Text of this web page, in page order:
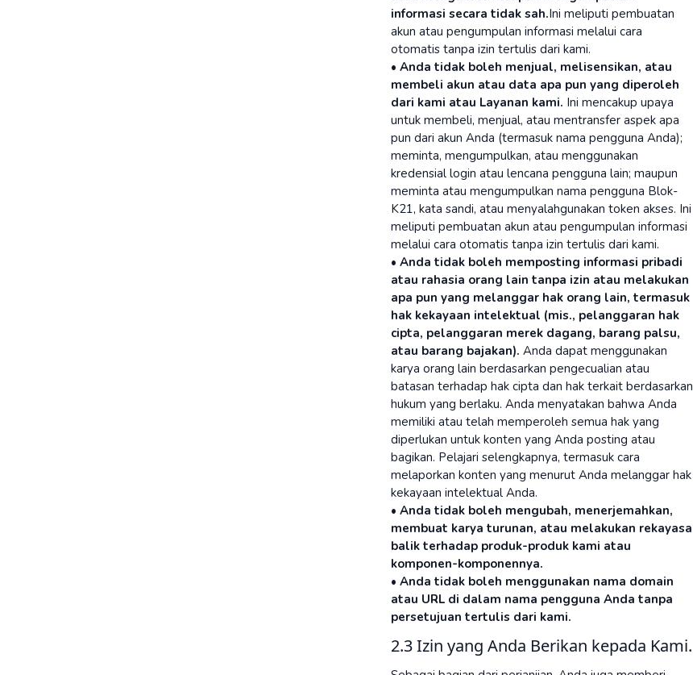
informasi secara tidak sah.Ini meliputi pembuatan
akun atau pengumpulan informasi melalui cara
otomatis tanpa izin tertulis dari kami.
• Anda tidak boleh menjual, melisensikan, atau
membeli akun atau data apa pun yang diperoleh
dari kami atau Layanan kami. Ini mencakup upaya
untuk membeli, menjual, atau mentransfer aspek apa
pun dari akun Anda (termasuk nama pengguna Anda);
meminta, mengumpulkan, atau menggunakan
kredensial login atau lencana pengguna lain; maupun
meminta atau mengumpulkan nama pengguna Blok-
K21, kata sandi, atau menyalahgunakan token akses. Ini
meliputi pembuatan akun atau pengumpulan informasi
melalui cara otomatis tanpa izin tertulis dari kami.
• Anda tidak boleh memposting informasi pribadi
atau rahasia orang lain tanpa izin atau melakukan
apa pun yang melanggar hak orang lain, termasuk
hak kekayaan intelektual (mis., pelanggaran hak
cipta, pelanggaran merek dagang, barang palsu,
atau barang bajakan). Anda dapat menggunakan
karya orang lain berdasarkan pengecualian atau
batasan terhadap hak cipta dan hak terkait berdasarkan
hukum yang berlaku. Anda menyatakan bahwa Anda
memiliki atau telah memperoleh semua hak yang
diperlukan untuk konten yang Anda posting atau
bagikan. Pelajari selengkapnya, termasuk cara
melaporkan konten yang menurut Anda melanggar hak
kekayaan intelektual Anda.
• Anda tidak boleh mengubah, menerjemahkan,
membuat karya turunan, atau melakukan rekayasa
balik terhadap produk-produk kami atau
komponen-komponennya.
• Anda tidak boleh menggunakan nama domain
atau URL di dalam nama pengguna Anda tanpa
persetujuan tertulis dari kami.
2.3 Izin yang Anda Berikan kepada Kami.